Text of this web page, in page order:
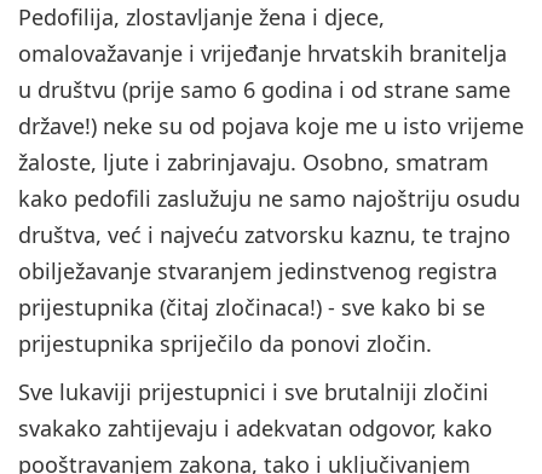
Pedofilija, zlostavljanje žena i djece,
omalovažavanje i vrijeđanje hrvatskih branitelja
u društvu (prije samo 6 godina i od strane same
države!) neke su od pojava koje me u isto vrijeme
žaloste, ljute i zabrinjavaju. Osobno, smatram
kako pedofili zaslužuju ne samo najoštriju osudu
društva, već i najveću zatvorsku kaznu, te trajno
obilježavanje stvaranjem jedinstvenog registra
prijestupnika (čitaj zločinaca!) - sve kako bi se
prijestupnika spriječilo da ponovi zločin.
Sve lukaviji prijestupnici i sve brutalniji zločini
svakako zahtijevaju i adekvatan odgovor, kako
pooštravanjem zakona, tako i uključivanjem